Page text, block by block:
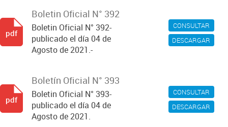
CONSULTAR
DESCARGAR
Boletin Oficial N° 392
Boletin Oficial N° 392-
publicado el día 04 de
Agosto de 2021.-
pdf
CONSULTAR
DESCARGAR
Boletín Oficial N° 393
Boletin Oficial N° 393-
publicado el día 04 de
Agosto de 2021.
pdf